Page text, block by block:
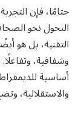
ختامًا، فإن
التحول نحو
التقنية، بل هو
وشفافية،
أساسية
والاستقلالية،